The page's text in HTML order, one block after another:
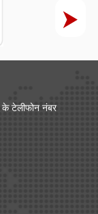
के टेलीफोन नंबर